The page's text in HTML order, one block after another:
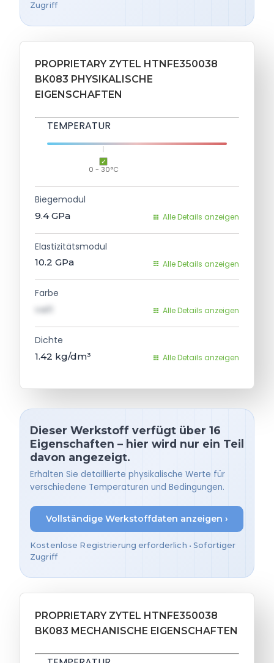
Zugriff
PROPRIETARY ZYTEL HTNFE350038
BK083 PHYSIKALISCHE
EIGENSCHAFTEN
TEMPERATUR
0 - 30°C
Biegemodul
9.4 GPa Alle Details anzeigen
Elastizitätsmodul
10.2 GPa Alle Details anzeigen
Farbe
val1 Alle Details anzeigen
Dichte
1.42 kg/dm³ Alle Details anzeigen
Dieser Werkstoff verfügt über 16
Eigenschaften – hier wird nur ein Teil
davon angezeigt.
Erhalten Sie detaillierte physikalische Werte für
verschiedene Temperaturen und Bedingungen.
Vollständige Werkstoffdaten anzeigen ›
Kostenlose Registrierung erforderlich • Sofortiger
Zugriff
PROPRIETARY ZYTEL HTNFE350038
BK083 MECHANISCHE EIGENSCHAFTEN